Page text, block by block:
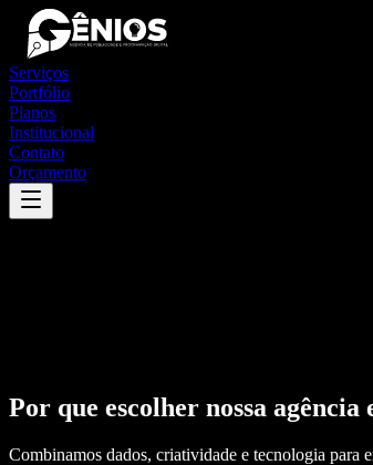
Serviços
Portfólio
Planos
Institucional
Contato
Orçamento
Por que escolher nossa agência
Combinamos dados, criatividade e tecnologia para